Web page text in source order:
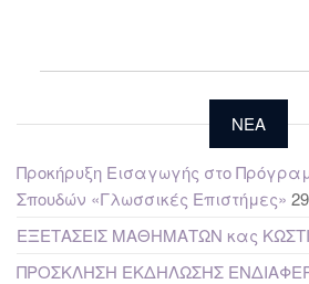
NEA
Προκήρυξη Εισαγωγής στο
Σπουδών «Γλωσσικές Επιστήμες»
ΕΞΕΤΑΣΕΙΣ ΜΑΘΗΜΑΤΩΝ κας
ΠΡΟΣΚΛΗΣΗ ΕΚΔΗΛΩΣΗΣ